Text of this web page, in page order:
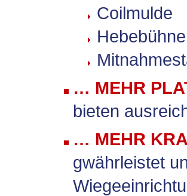
Coilmulde
Hebebühne
… MEHR
bieten
… MEHR
gwährleistet